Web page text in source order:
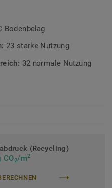
Bodenbelag
23 starke Nutzung
32 normale Nutzung
(Recycling)
CO2/m2